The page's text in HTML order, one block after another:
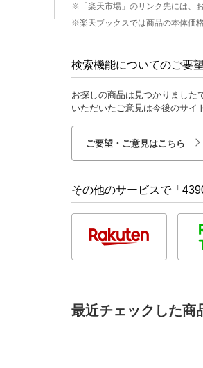
※「楽天市場」のリンク先には、
※楽天ブックスでは商品の本体価
検索機能についてのご要
お探しの商品は見つかりました
いただいたご意見は今後のサイ
ご要望・ご意見はこちら
その他のサービスで「
最近チェックした商